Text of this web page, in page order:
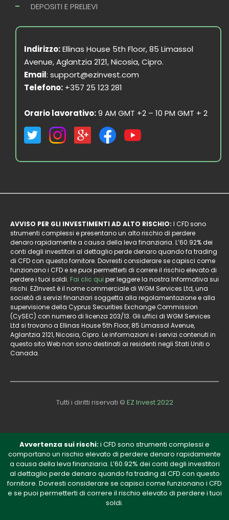
DEPOSITI E PRELIEVI
Indirizzo:Ellinas House 5th Floor, 85 Limassol
Avenue, Aglantzia 2121, Nicosia, Cipro.
Email: support@ezinvest.com
Telefono: +357 25 123 281
Orario lavorativo:9 AM GMT +2 – 10 PM GMT + 2
AVVISO PER GLI INVESTIMENTI AD ALTO RISCHIO: I CFD sono
strumenti complessi e presentano un alto rischio di perdere
denaro rapidamente a causa della leva finanziaria. L’60.92% dei
conti degli investitori al dettaglio perde denaro quando fa trading
di CFD con questo fornitore. Dovresti considerare se capisci come
funzionano i CFD e se puoi permetterti di correre il rischio elevato di
perdere i tuoi soldi. Fai clic qui per leggere la nostra Informativa sui
rischi. EZInvest è il nome commerciale di WGM Services Ltd, una
società di servizi finanziari soggetta alla regolamentazione e alla
supervisione della Cyprus Securities Exchange Commission
(CySEC) con numero di licenza 203/13. Gli uffici di WGM Services
Ltd si trovano a Ellinas House 5th Floor, 85 Limassol Avenue,
Aglantzia 2121, Nicosia, Cipro. Le informazioni e i servizi contenuti in
questo sito Web non sono destinati ai residenti negli Stati Uniti o
Canada.
Tutti i diritti riservati © EZ Invest 2022
Avvertenza sui rischi:i CFD sono strumenti complessi e
comportano un rischio elevato di perdere denaro rapidamente
a causa della leva finanziaria. L’60.92% dei conti degli investitori
al dettaglio perde denaro quando fa trading di CFD con questo
fornitore. Dovresti considerare se capisci come funzionano i CFD
e se puoi permetterti di correre il rischio elevato di perdere i tuoi
soldi.